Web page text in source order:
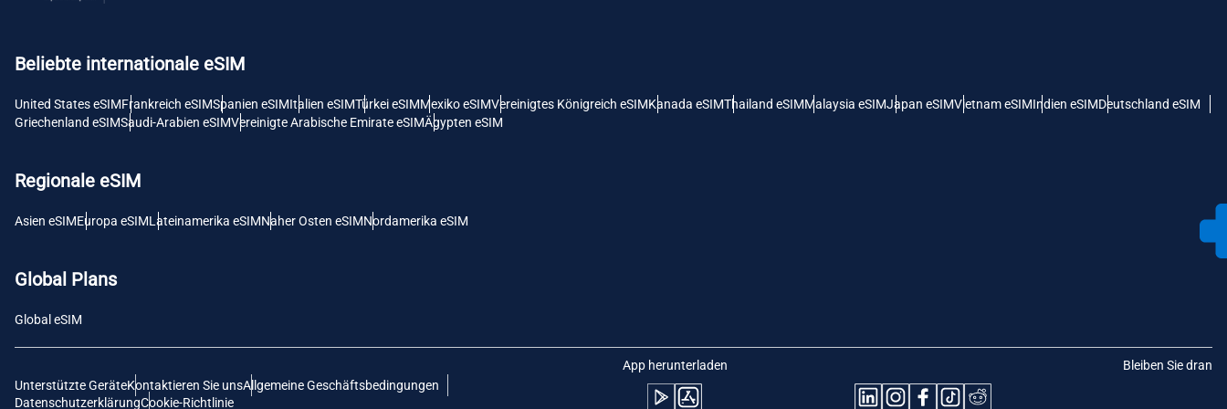
Beliebte internationale eSIM
United States eSIMFrankreich eSIMSpanien eSIMItalien eSIMTürkei eSIMMexiko eSIMVereinigtes Königreich eSIMKanada eSIMThailand eSIMMalaysia eSIMJapan eSIMVietnam eSIMIndien eSIMDeutschland eSIM
Griechenland eSIMSaudi-Arabien eSIMVereinigte Arabische Emirate eSIMÄgypten eSIM
Regionale eSIM
Asien eSIMEuropa eSIMLateinamerika eSIMNaher Osten eSIMNordamerika eSIM
Global Plans
Global eSIM
Unterstützte GeräteKontaktieren Sie unsAllgemeine Geschäftsbedingungen
DatenschutzerklärungCookie-Richtlinie
App herunterladen Bleiben Sie dran
Deutsch
Polski Português
THB - Thailändischer Baht